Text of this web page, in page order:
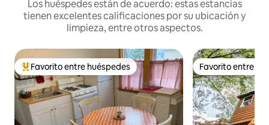
Los huéspedes están de acuerdo: estas estancias
tienen excelentes calificaciones por su ubicación y
limpieza, entre otros aspectos.
De los mejores en Favorito entre huéspedes
Favorito entre huéspedes Favorito entre
Favorito entre